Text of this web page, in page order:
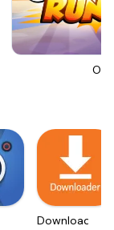
Om
Downloader